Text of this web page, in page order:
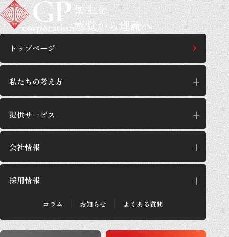
衛生を
感覚から理論へ
トップページ
私たちの考え方
私たちの考え方
提供サービス
提供サービス
GPが選ばれる理由
法人のお客さま
会社情報
企業理念
会社概要
数字で見るGP
採用情報
採用概要
コラム お知らせ よくある質問